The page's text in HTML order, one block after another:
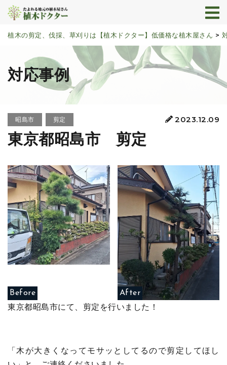
植木の剪定、伐採、草刈りは【植木ドクター】低価格な植木屋さん >
対応事例
昭島市 剪定 2023.12.09
東京都昭島市 剪定
Before After
東京都昭島市にて、剪定を行いました！
「木が大きくなってモサッとしてるので剪定してほし